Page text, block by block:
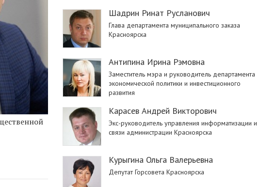
Шадрин Ринат Русланович
Глава департамента муниципального заказа
Красноярска
Антипина Ирина Рэмовна
Заместитель мэра и руководитель департамента
экономической политики и инвестиционного
развития
Карасев Андрей Викторович
Экс-руководитель управления информатизации и
связи администрации Красноярска
Курыгина Ольга Валерьевна
Депутат Горсовета Красноярска